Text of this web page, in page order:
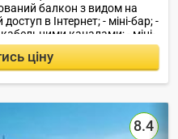
балкон з видом на
в Інтернет; - міні-бар; -
каналами; - міні-
ціну
8.4